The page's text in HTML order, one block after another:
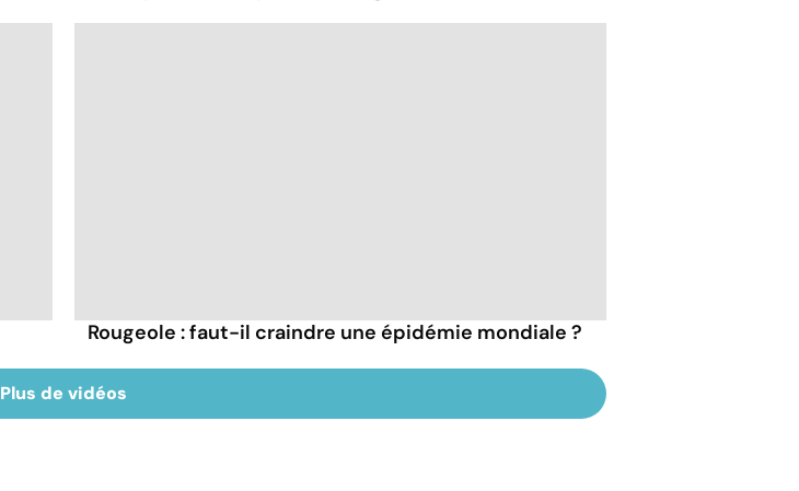
Rougeole : faut-il craindre une épidémie mondiale ?
Plus de vidéos